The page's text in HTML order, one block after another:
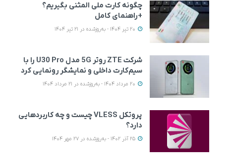
چگونه کارت ملی المثنی بگیریم؟
+راهنمای کامل
شرکت ZTE روتر 5G مدل U30 Pro را با
سیم‌کارت داخلی و نمایشگر رونمایی کرد
پروتکل VLESS چیست و چه کاربردهایی
دارد؟